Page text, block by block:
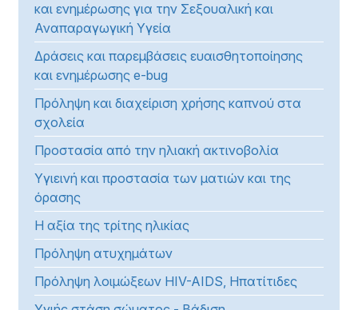
και ενημέρωσης για την Σεξουαλική και
Αναπαραγωγική Υγεία
Δράσεις και παρεμβάσεις ευαισθητοποίησης
και ενημέρωσης e-bug
Πρόληψη και διαχείριση χρήσης καπνού στα
σχολεία
Προστασία από την ηλιακή ακτινοβολία
Υγιεινή και προστασία των ματιών και της
όρασης
Η αξία της τρίτης ηλικίας
Πρόληψη ατυχημάτων
Πρόληψη λοιμώξεων HIV-AIDS, Ηπατίτιδες